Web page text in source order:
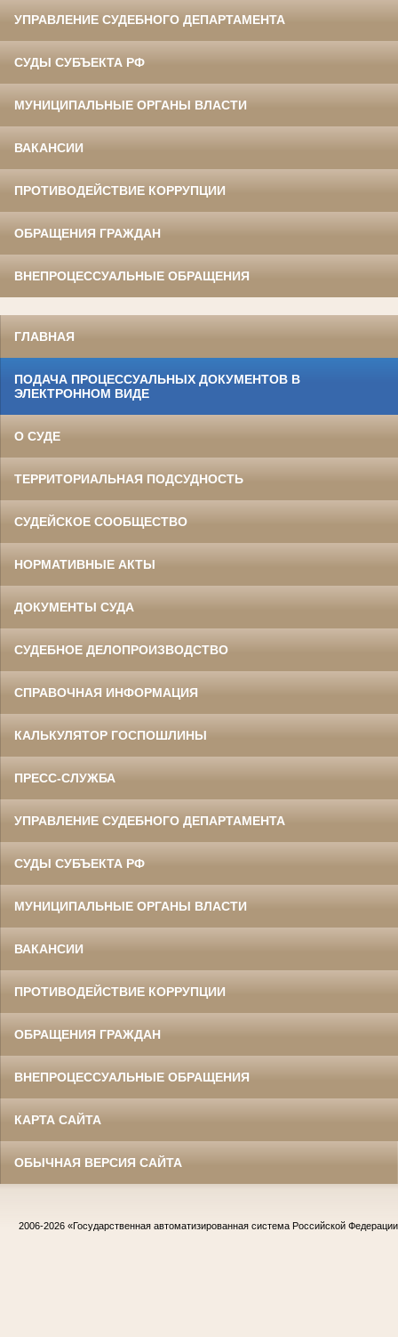
УПРАВЛЕНИЕ СУДЕБНОГО ДЕПАРТАМЕНТА
СУДЫ СУБЪЕКТА РФ
МУНИЦИПАЛЬНЫЕ ОРГАНЫ ВЛАСТИ
ВАКАНСИИ
ПРОТИВОДЕЙСТВИЕ КОРРУПЦИИ
ОБРАЩЕНИЯ ГРАЖДАН
ВНЕПРОЦЕССУАЛЬНЫЕ ОБРАЩЕНИЯ
ГЛАВНАЯ
ПОДАЧА ПРОЦЕССУАЛЬНЫХ ДОКУМЕНТОВ В
ЭЛЕКТРОННОМ ВИДЕ
О СУДЕ
ТЕРРИТОРИАЛЬНАЯ ПОДСУДНОСТЬ
СУДЕЙСКОЕ СООБЩЕСТВО
НОРМАТИВНЫЕ АКТЫ
ДОКУМЕНТЫ СУДА
СУДЕБНОЕ ДЕЛОПРОИЗВОДСТВО
СПРАВОЧНАЯ ИНФОРМАЦИЯ
КАЛЬКУЛЯТОР ГОСПОШЛИНЫ
ПРЕСС-СЛУЖБА
УПРАВЛЕНИЕ СУДЕБНОГО ДЕПАРТАМЕНТА
СУДЫ СУБЪЕКТА РФ
МУНИЦИПАЛЬНЫЕ ОРГАНЫ ВЛАСТИ
ВАКАНСИИ
ПРОТИВОДЕЙСТВИЕ КОРРУПЦИИ
ОБРАЩЕНИЯ ГРАЖДАН
ВНЕПРОЦЕССУАЛЬНЫЕ ОБРАЩЕНИЯ
КАРТА САЙТА
ОБЫЧНАЯ ВЕРСИЯ САЙТА
2006-2026 «Государственная автоматизированная система Российской